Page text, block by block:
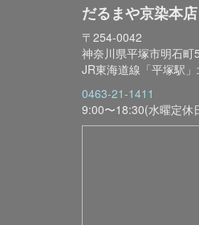
だるまや京染本店
〒254-0042
神奈川県平塚市明石町
JR東海道線「平塚駅
0463-21-1411
9:00〜18:30(水曜定休